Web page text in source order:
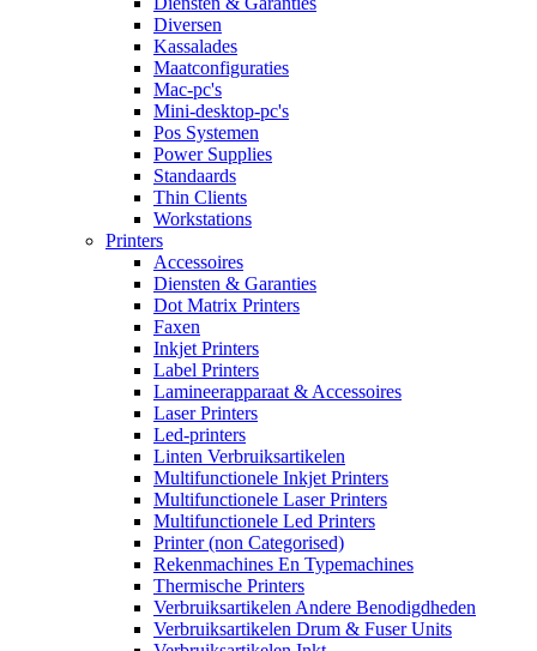
Diversen
Kassalades
Maatconfiguraties
Mac-pc's
Mini-desktop-pc's
Pos Systemen
Power Supplies
Standaards
Thin Clients
Workstations
Printers
Accessoires
Diensten & Garanties
Dot Matrix Printers
Faxen
Inkjet Printers
Label Printers
Lamineerapparaat & Accessoires
Laser Printers
Led-printers
Linten Verbruiksartikelen
Multifunctionele Inkjet Printers
Multifunctionele Laser Printers
Multifunctionele Led Printers
Printer (non Categorised)
Rekenmachines En Typemachines
Thermische Printers
Verbruiksartikelen Andere Benodigdheden
Verbruiksartikelen Drum & Fuser Units